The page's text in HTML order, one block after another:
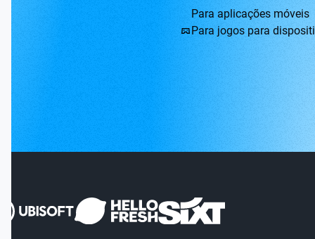
Para aplicações móveis
Para jogos para